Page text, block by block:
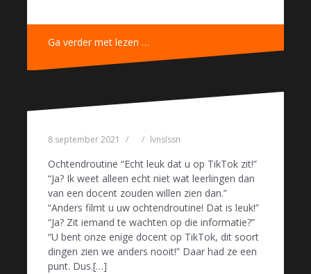
Ga verder met lezen …
8 september 2021 lvnslssn
Ochtendroutine “Echt leuk dat u op TikTok zit!”
“Ja? Ik weet alleen echt niet wat leerlingen dan
van een docent zouden willen zien dan.”
“Anders filmt u uw ochtendroutine! Dat is leuk!”
“Ja? Zit iemand te wachten op die informatie?”
“U bent onze enige docent op TikTok, dit soort
dingen zien we anders nooit!” Daar had ze een
punt. Dus.[…]